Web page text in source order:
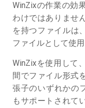
WinZixの作業の効
わけではありませ
を持つファイルは
ファイルとして使用
WinZixを使用して
間でファイル形式
張子のいずれかの
もサポートされて